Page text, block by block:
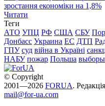
зростання економіки на 1,8%
Читати
Теги
АТО УПЦ РФ США СБУ
Донбасс Украина ЕС ДТП
ГПУ суд війна в Україні
НАБУ пожар Польша выборы
© Copyright
2001—2026 FORUA.
mail@for-ua.com